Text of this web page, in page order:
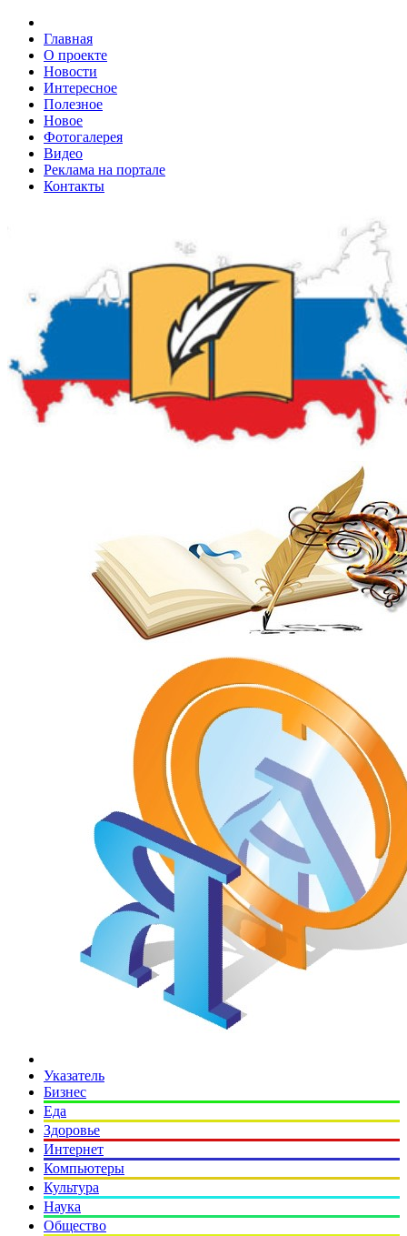
Главная
О проекте
Новости
Интересное
Полезное
Новое
Фотогалерея
Видео
Реклама на портале
Контакты
Указатель
Бизнес
Еда
Здоровье
Интернет
Компьютеры
Культура
Наука
Общество